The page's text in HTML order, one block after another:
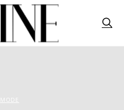
MODE